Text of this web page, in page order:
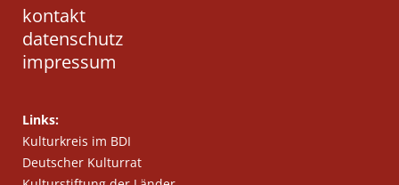
Links:
Kulturkreis im BDI
Deutscher Kulturrat
kontakt
datenschutz
impressum